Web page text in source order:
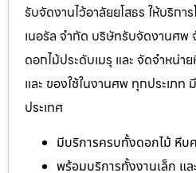
รับจัดงานไว้อาลัยยโสธร ให้บริก
เนอรัล จำกัด บริษัทรับจัดงานศพ
ดอกไม้ประดับเมรุ และ จัดจำหน่า
และ ของใช้ในงานศพ ทุกประเภท
ประเทศ
มีบริการครบทั้งดอกไม้ หี
พร้อมบริการทั้งงานเล็ก แ